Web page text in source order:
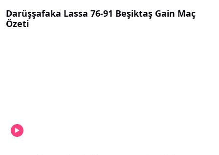
Darüşşafaka Lassa 76-91 Beşiktaş Gain Maç
Özeti